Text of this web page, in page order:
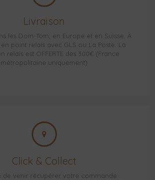
Livraison
les Dom-Tom, en Europe et en Suisse. À
point relais avec GLS ou La Poste. La
relais est OFFERTE dès 300€ (France
métropolitaine uniquement)
Click & Collect
de venir récupérer votre commande